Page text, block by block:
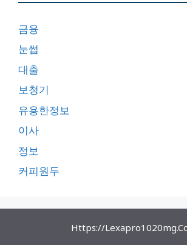
금융
눈썹
대출
보청기
유용한정보
이사
정보
커피원두
Https://